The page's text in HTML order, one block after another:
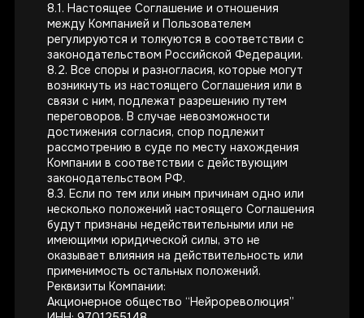
8.1. Настоящее Соглашение и отношения
между Компанией и Пользователем
регулируются и толкуются в соответствии с
законодательством Российской Федерации.
8.2. Все споры и разногласия, которые могут
возникнуть из настоящего Соглашения или в
связи с ним, подлежат разрешению путем
переговоров. В случае невозможности
достижения согласия, спор подлежит
рассмотрению в суде по месту нахождения
Компании в соответствии с действующим
законодательством РФ.
8.3. Если по тем или иным причинам одно или
несколько положений настоящего Соглашения
будут признаны недействительными или не
имеющими юридической силы, это не
оказывает влияния на действительность или
применимость остальных положений.
Реквизиты Компании:
Акционерное общество “Нейрореволюция”